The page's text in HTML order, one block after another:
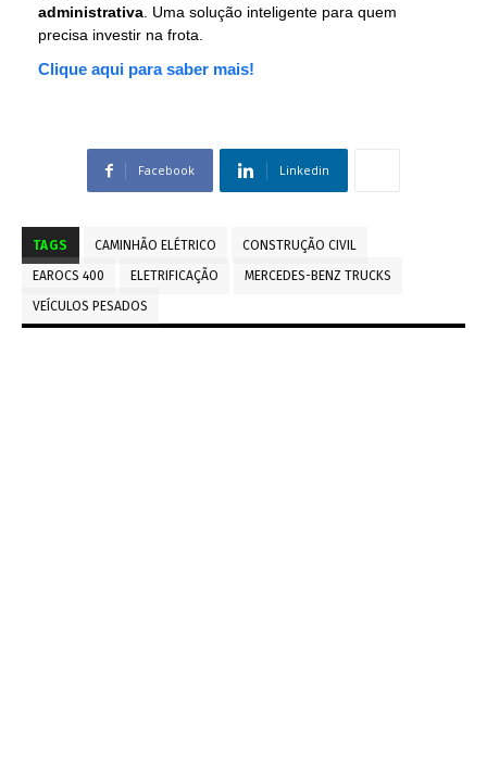
administrativa. Uma solução inteligente para quem
precisa investir na frota.
Clique aqui para saber mais!
Facebook Linkedin
TAGS CAMINHÃO ELÉTRICO
CONSTRUÇÃO CIVIL
EAROCS 400
ELETRIFICAÇÃO
MERCEDES-BENZ TRUCKS
VEÍCULOS PESADOS